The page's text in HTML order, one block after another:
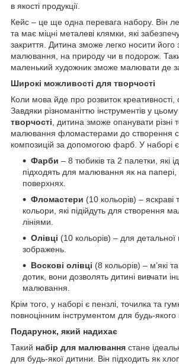
в якості продукції.
Кейс – це ще одна перевага набору. Він
та має міцні металеві клямки, які
закриття. Дитина зможе легко носити
малювання, на природу чи в подорож.
маленький художник зможе малювати де
Широкі можливості для творчості
Коли мова йде про розвиток креативності,
Завдяки різноманіттю інструментів у цьому
творчості , дитина зможе опанувати різні
малювання фломастерами до створення
композицій за допомогою фарб. У наборі
Фарби – 8 тюбиків та 2 палетки, які
підходять для малювання як на папері,
поверхнях.
Фломастери (10 кольорів) – яскраві
кольори, які підійдуть для створення
лініями.
Олівці (10 кольорів) – для детальної
зображень.
Воскові олівці (8 кольорів) – м’які
дотик, вони дозволять дитині вивчати
малювання.
Крім того, у наборі є пензлі, точилка та
повноцінним інструментом для будь-
Подарунок, який надихає
Такий набір для малювання стане
для будь-якої дитини. Він підходить як